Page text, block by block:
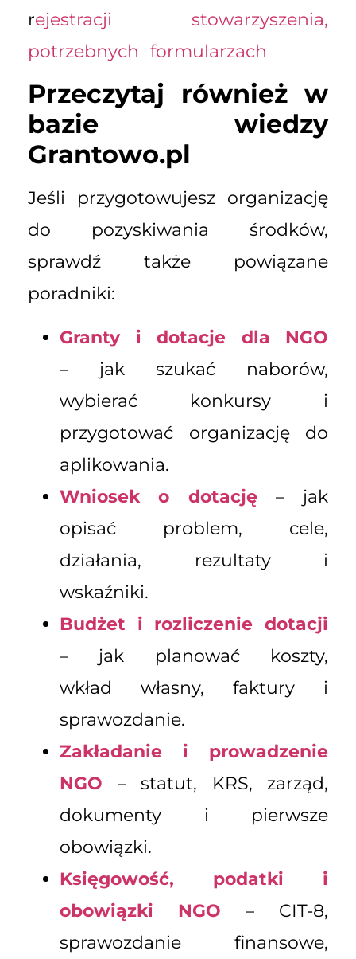
rejestracji stowarzyszenia,
potrzebnych formularzach
Przeczytaj również w
bazie wiedzy
Grantowo.pl
Jeśli przygotowujesz organizację
do pozyskiwania środków,
sprawdź także powiązane
poradniki:
Granty i dotacje dla NGO
– jak szukać naborów,
wybierać konkursy i
przygotować organizację do
aplikowania.
Wniosek o dotację– jak
opisać problem, cele,
działania, rezultaty i
wskaźniki.
Budżet i rozliczenie dotacji
– jak planować koszty,
wkład własny, faktury i
sprawozdanie.
Zakładanie i prowadzenie
NGO – statut, KRS, zarząd,
dokumenty i pierwsze
obowiązki.
Księgowość, podatki i
obowiązki NGO – CIT-8,
sprawozdanie finansowe,